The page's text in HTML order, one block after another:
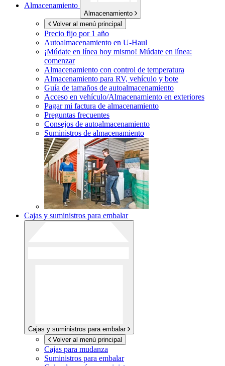
Almacenamiento
Almacenamiento
Volver al menú principal
Precio fijo por 1 año
Autoalmacenamiento en U-Haul
¡Múdate en línea hoy mismo! Múdate en línea:
comenzar
Almacenamiento con control de temperatura
Almacenamiento para RV, vehículo y bote
Guía de tamaños de autoalmacenamiento
Acceso en vehículo/Almacenamiento en exteriores
Pagar mi factura de almacenamiento
Preguntas frecuentes
Consejos de autoalmacenamiento
Suministros de almacenamiento
Cajas y suministros para embalar
Cajas y suministros para embalar
Volver al menú principal
Cajas para mudanza
Suministros para embalar